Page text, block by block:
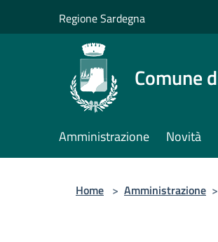
Regione Sardegna
Comune
Amministrazione Novità
Home > Amministrazione >